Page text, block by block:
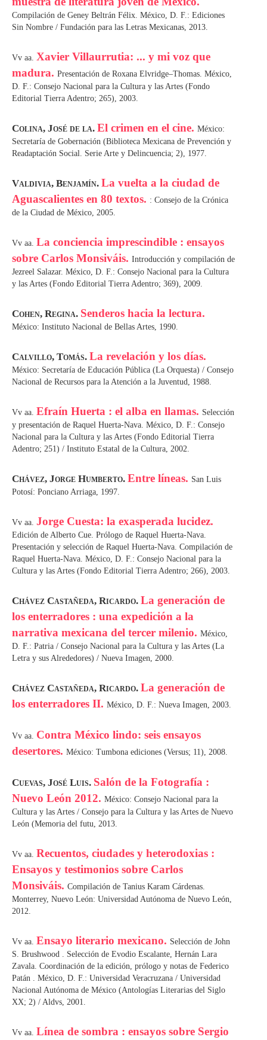
Compilación de Geney Beltrán Félix. México, D. F.: Ediciones
Sin Nombre / Fundación para las Letras Mexicanas, 2013.
Vv aa. Xavier Villaurrutia: ... y mi voz que
madura. Presentación de Roxana Elvridge–Thomas. México,
D. F.: Consejo Nacional para la Cultura y las Artes (Fondo
Editorial Tierra Adentro; 265), 2003.
Colina, José de la. El crimen en el cine. México:
Secretaría de Gobernación (Biblioteca Mexicana de Prevención y
Readaptación Social. Serie Arte y Delincuencia; 2), 1977.
Valdivia, Benjamín. La vuelta a la ciudad de
Aguascalientes en 80 textos. : Consejo de la Crónica
de la Ciudad de México, 2005.
Vv aa. La conciencia imprescindible : ensayos
sobre Carlos Monsiváis. Introducción y compilación de
Jezreel Salazar. México, D. F.: Consejo Nacional para la Cultura
y las Artes (Fondo Editorial Tierra Adentro; 369), 2009.
Cohen, Regina. Senderos hacia la lectura.
México: Instituto Nacional de Bellas Artes, 1990.
Calvillo, Tomás. La revelación y los días.
México: Secretaría de Educación Pública (La Orquesta) / Consejo
Nacional de Recursos para la Atención a la Juventud, 1988.
Vv aa. Efraín Huerta : el alba en llamas. Selección
y presentación de Raquel Huerta-Nava. México, D. F.: Consejo
Nacional para la Cultura y las Artes (Fondo Editorial Tierra
Adentro; 251) / Instituto Estatal de la Cultura, 2002.
Chávez, Jorge Humberto. Entre líneas. San Luis
Potosí: Ponciano Arriaga, 1997.
Vv aa. Jorge Cuesta: la exasperada lucidez.
Edición de Alberto Cue. Prólogo de Raquel Huerta-Nava.
Presentación y selección de Raquel Huerta-Nava. Compilación de
Raquel Huerta-Nava. México, D. F.: Consejo Nacional para la
Cultura y las Artes (Fondo Editorial Tierra Adentro; 266), 2003.
Chávez Castañeda, Ricardo. La generación de
los enterradores : una expedición a la
narrativa mexicana del tercer milenio. México,
D. F.: Patria / Consejo Nacional para la Cultura y las Artes (La
Letra y sus Alrededores) / Nueva Imagen, 2000.
Chávez Castañeda, Ricardo. La generación de
los enterradores II. México, D. F.: Nueva Imagen, 2003.
Vv aa. Contra México lindo: seis ensayos
desertores. México: Tumbona ediciones (Versus; 11), 2008.
Cuevas, José Luis. Salón de la Fotografía :
Nuevo León 2012. México: Consejo Nacional para la
Cultura y las Artes / Consejo para la Cultura y las Artes de Nuevo
León (Memoria del futu, 2013.
Vv aa. Recuentos, ciudades y heterodoxias :
Ensayos y testimonios sobre Carlos
Monsiváis. Compilación de Tanius Karam Cárdenas.
Monterrey, Nuevo León: Universidad Autónoma de Nuevo León,
2012.
Vv aa. Ensayo literario mexicano. Selección de John
S. Brushwood . Selección de Evodio Escalante, Hernán Lara
Zavala. Coordinación de la edición, prólogo y notas de Federico
Patán . México, D. F.: Universidad Veracruzana / Universidad
Nacional Autónoma de México (Antologías Literarias del Siglo
XX; 2) / Aldvs, 2001.
Vv aa. Línea de sombra : ensayos sobre Sergio